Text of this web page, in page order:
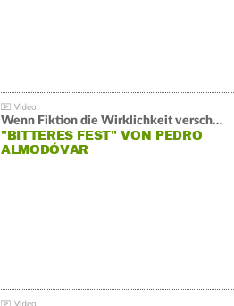
Wenn Fiktion die Wirklichkeit verschiebt:
"BITTERES FEST" VON PEDRO
ALMODÓVAR